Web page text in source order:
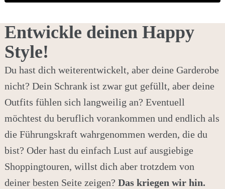
Entwickle deinen Happy
Style!
Du hast dich weiterentwickelt, aber deine Garderobe
nicht? Dein Schrank ist zwar gut gefüllt, aber deine
Outfits fühlen sich langweilig an? Eventuell
möchtest du beruflich vorankommen und endlich als
die Führungskraft wahrgenommen werden, die du
bist? Oder hast du einfach Lust auf ausgiebige
Shoppingtouren, willst dich aber trotzdem von
deiner besten Seite zeigen? Das kriegen wir hin.